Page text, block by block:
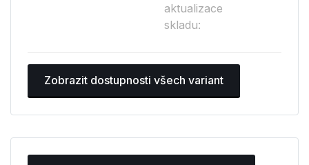
aktualizace
skladu:
Zobrazit dostupnosti všech variant